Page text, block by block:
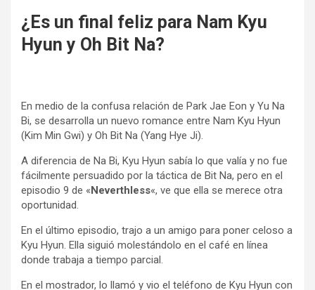
¿Es un final feliz para Nam Kyu
Hyun y Oh Bit Na?
En medio de la confusa relación de Park Jae Eon y Yu Na
Bi, se desarrolla un nuevo romance entre Nam Kyu Hyun
(Kim Min Gwi) y Oh Bit Na (Yang Hye Ji).
A diferencia de Na Bi, Kyu Hyun sabía lo que valía y no fue
fácilmente persuadido por la táctica de Bit Na, pero en el
episodio 9 de «Neverthless«, ve que ella se merece otra
oportunidad.
En el último episodio, trajo a un amigo para poner celoso a
Kyu Hyun. Ella siguió molestándolo en el café en línea
donde trabaja a tiempo parcial.
En el mostrador, lo llamó y vio el teléfono de Kyu Hyun con